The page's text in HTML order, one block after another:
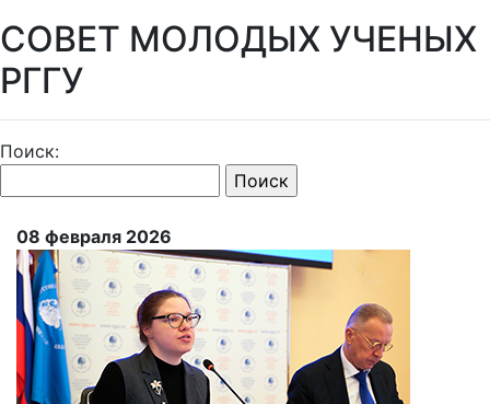
СОВЕТ МОЛОДЫХ УЧЕНЫХ
РГГУ
Поиск:
08 февраля 2026